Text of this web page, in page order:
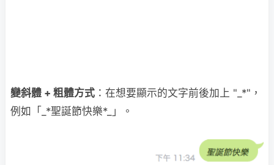
變斜體 + 粗體方式 ：在想要顯示的文字前後加上 "_*"，
例如「_*聖誕節快樂*_」。